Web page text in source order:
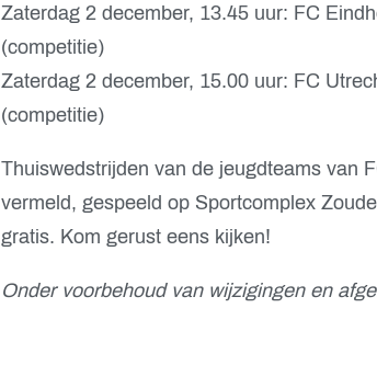
Zaterdag 2 december, 13.45 uur: FC
(competitie)
Zaterdag 2 december, 15.00 uur: FC
(competitie)
Thuiswedstrijden van de jeugdteams van
vermeld, gespeeld op Sportcomplex
gratis. Kom gerust eens kijken!
Onder voorbehoud van wijzigingen en